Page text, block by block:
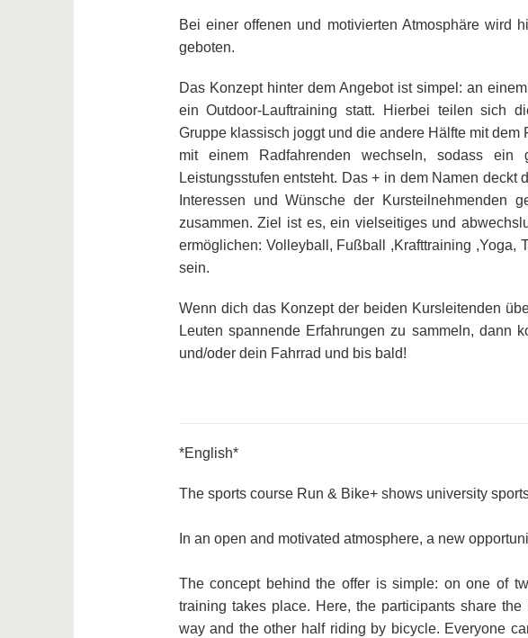
Bei einer offenen und motivierten Atmosphäre wird
geboten.
Das Konzept hinter dem Angebot ist simpel: an
ein Outdoor-Lauftraining statt. Hierbei teilen sich
Gruppe klassisch joggt und die andere Hälfte mit dem
mit einem Radfahrenden wechseln, sodass ein
Leistungsstufen entsteht. Das + in dem Namen
Interessen und Wünsche der Kursteilnehmenden
zusammen. Ziel ist es, ein vielseitiges und
ermöglichen: Volleyball, Fußball ,Krafttraining
sein.
Wenn dich das Konzept der beiden Kursleitenden
Leuten spannende Erfahrungen zu sammeln, dann
und/oder dein Fahrrad und bis bald!
*English*
The sports course Run & Bike+ shows university
In an open and motivated atmosphere, a new
The concept behind the offer is simple: on one of
training takes place. Here, the participants share
way and the other half riding by bicycle. Everyone